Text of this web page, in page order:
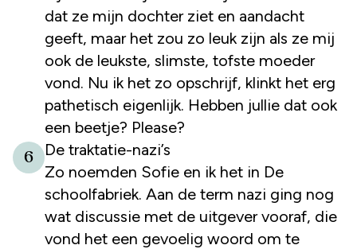
dat ze mijn dochter ziet en aandacht
geeft, maar het zou zo leuk zijn als ze mij
ook de leukste, slimste, tofste moeder
vond. Nu ik het zo opschrijf, klinkt het erg
pathetisch eigenlijk. Hebben jullie dat ook
een beetje? Please?
6
De traktatie-nazi’s
Zo noemden Sofie en ik het in De
schoolfabriek. Aan de term nazi ging nog
wat discussie met de uitgever vooraf, die
vond het een gevoelig woord om te